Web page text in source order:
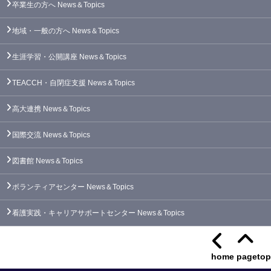
卒業生の方へ News＆Topics
地域・一般の方へ News＆Topics
生涯学習・公開講座 News＆Topics
TEACCH・自閉症支援 News＆Topics
高大連携 News＆Topics
国際交流 News＆Topics
図書館 News＆Topics
ボランティアセンター News＆Topics
看護実践・キャリアサポートセンター News＆Topics
pagetop
home